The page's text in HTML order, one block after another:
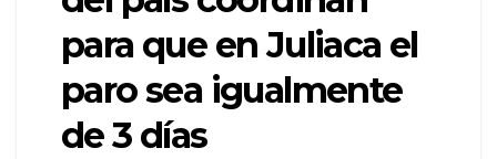
para que en Juliaca el
paro sea igualmente
de 3 días